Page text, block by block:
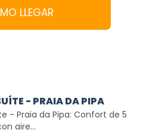
LLEGAR
- PRAIA DA PIPA
- Praia da Pipa: Confort de 5
aire...